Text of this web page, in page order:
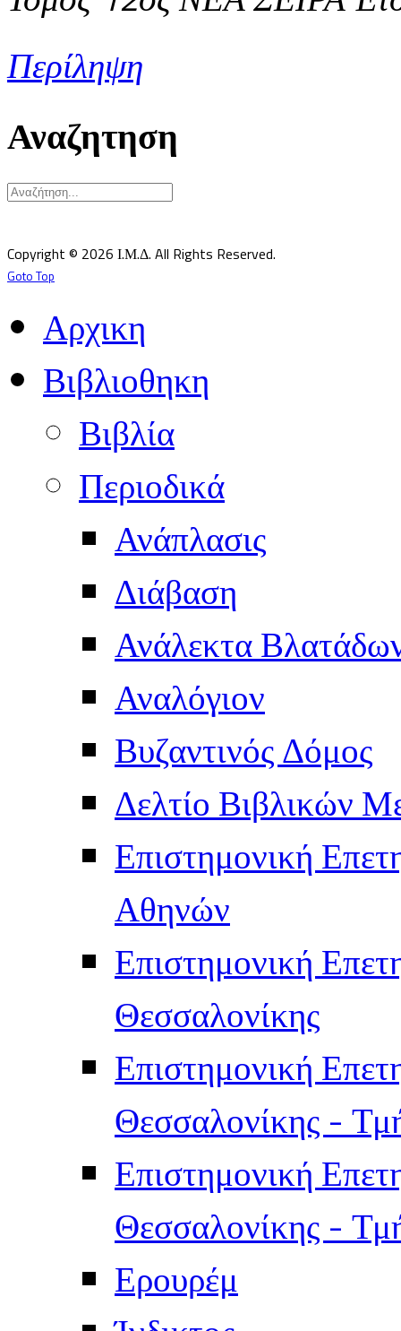
Περίληψη
Αναζητηση
Copyright © 2026 Ι.Μ.Δ. All Rights Reserved.
Goto Top
Αρχικη
Βιβλιοθηκη
Βιβλία
Περιοδικά
Ανάπλασις
Διάβαση
Ανάλεκτα
Αναλόγιον
Βυζαντινός Δόμος
Δελτίο Βιβλικών
Επιστημονική
Αθηνών
Επιστημονική
Θεσσαλονίκης
Επιστημονική
Θεσσαλονίκης -
Επιστημονική
Θεσσαλονίκης -
Ερουρέμ